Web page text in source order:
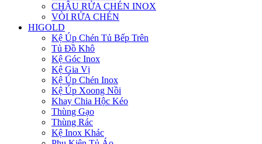
CHẬU RỬA CHÉN INOX
VÒI RỬA CHÉN
HIGOLD
Kệ Úp Chén Tủ Bếp Trên
Tủ Đồ Khô
Kệ Góc Inox
Kệ Gia Vị
Kệ Úp Chén Inox
Kệ Úp Xoong Nồi
Khay Chia Hộc Kéo
Thùng Gạo
Thùng Rác
Kệ Inox Khác